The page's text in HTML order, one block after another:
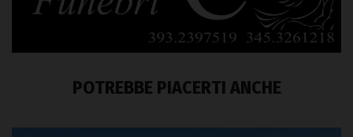
POTREBBE PIACERTI ANCHE